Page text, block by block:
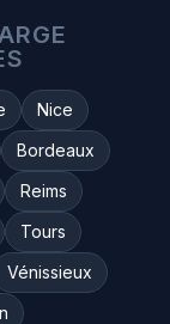
Nice
Bordeaux
Reims
Tours
Vénissieux